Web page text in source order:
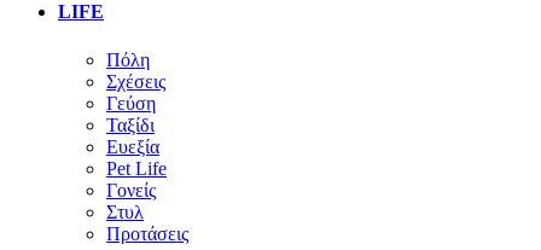
LIFE
Πόλη
Σχέσεις
Γεύση
Ταξίδι
Ευεξία
Pet Life
Γονείς
Στυλ
Προτάσεις